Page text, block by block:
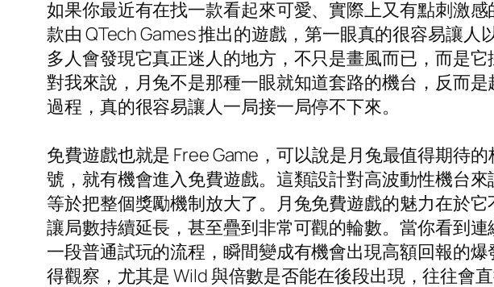
如果你最近有在找一款看起來可愛、實際上又有點刺激
款由 QTech Games 推出的遊戲，第一眼真的很容易讓
多人會發現它真正迷人的地方，不只是畫風而已，而是
對我來說，月兔不是那種一眼就知道套路的機台，反而
過程，真的很容易讓人一局接一局停不下來。
免費遊戲也就是 Free Game，可以說是月兔最值得期待
號，就有機會進入免費遊戲。這類設計對高波動性機台
等於把整個獎勵機制放大了。月兔免費遊戲的魅力在於
讓局數持續延長，甚至疊到非常可觀的輪數。當你看到
一段普通試玩的流程，瞬間變成有機會出現高額回報的
得觀察，尤其是 Wild 與倍數是否能在後段出現，往往會直